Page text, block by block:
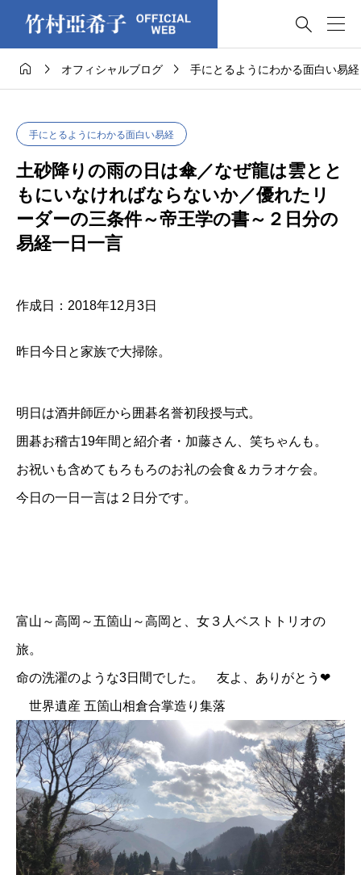

  オフィシャルブログ  手にとるようにわかる面白い易経
手にとるようにわかる面白い易経
土砂降りの雨の日は傘／なぜ龍は雲とと
もにいなければならないか／優れたリ
ーダーの三条件～帝王学の書～２日分の
易経一日一言
作成日：2018年12月3日
昨日今日と家族で大掃除。
明日は酒井師匠から囲碁名誉初段授与式。
囲碁お稽古19年間と紹介者・加藤さん、笑ちゃんも。
お祝いも含めてもろもろのお礼の会食＆カラオケ会。
今日の一日一言は２日分です。
富山～高岡～五箇山～高岡と、女３人ベストトリオの
旅。
命の洗濯のような3日間でした。 友よ、ありがとう❤
世界遺産 五箇山相倉合掌造り集落